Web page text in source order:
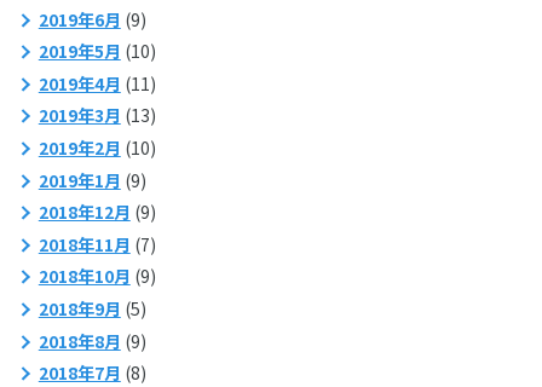
2019年6月 (9)
2019年5月 (10)
2019年4月 (11)
2019年3月 (13)
2019年2月 (10)
2019年1月 (9)
2018年12月 (9)
2018年11月 (7)
2018年10月 (9)
2018年9月 (5)
2018年8月 (9)
2018年7月 (8)